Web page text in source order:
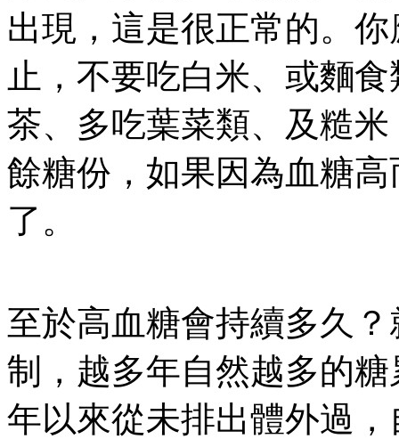
出現，這是很正常的。
止，不要吃白米、或麵
茶、多吃葉菜類、及糙
餘糖份，如果因為血糖
了。
至於高血糖會持續多久
制，越多年自然越多的
年以來從未排出體外過